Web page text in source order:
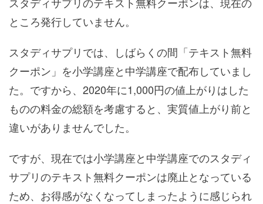
ところ発行していません。
スタディサプリでは、しばらくの間「テキスト無料
クーポン」を小学講座と中学講座で配布していまし
た。ですから、2020年に1,000円の値上がりはした
ものの料金の総額を考慮すると、実質値上がり前と
違いがありませんでした。
ですが、現在では小学講座と中学講座でのスタディ
サプリのテキスト無料クーポンは廃止となっている
ため、お得感がなくなってしまったように感じられ